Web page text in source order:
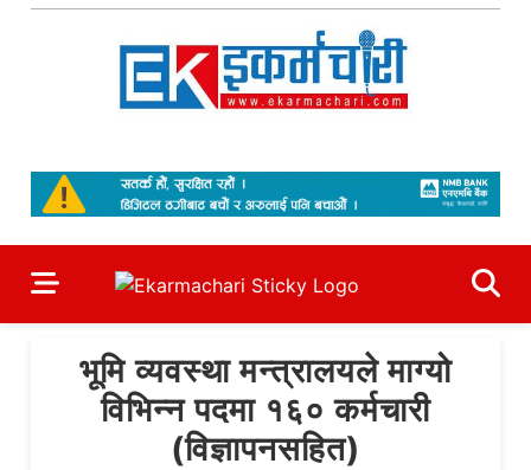
Skip
भूमि व्यवस्था मन्त्रालयले माग्यो
विभिन्न पदमा १६० कर्मचारी
(विज्ञापनसहित)